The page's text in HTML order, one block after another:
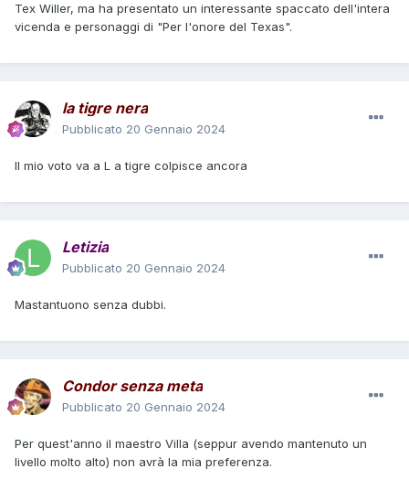
Tex Willer, ma ha presentato un interessante spaccato dell'intera
vicenda e personaggi di "Per l'onore del Texas".
la tigre nera
Pubblicato 20 Gennaio 2024
Il mio voto va a L a tigre colpisce ancora
Letizia
Pubblicato 20 Gennaio 2024
Mastantuono senza dubbi.
Condor senza meta
Pubblicato 20 Gennaio 2024
Per quest'anno il maestro Villa (seppur avendo mantenuto un
livello molto alto) non avrà la mia preferenza.